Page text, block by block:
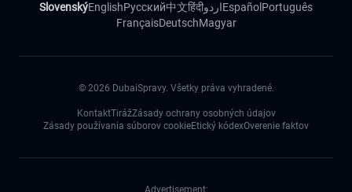
SlovenskýEnglishРусский中文हिंदीاردوEspañol Português
FrançaisDeutschMagyar
© 2026 DubaiSpravy. Všetky práva vyhradené.
KontaktTirážZásady ochrany osobných údajov
Zásady používania súborov cookieEtický kódexOverenie faktov
Advertisement: